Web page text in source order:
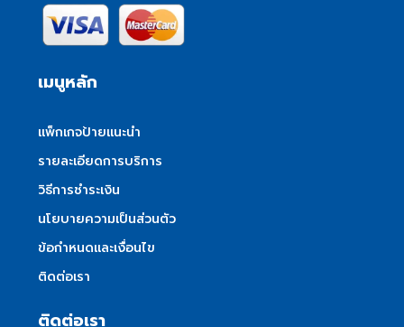
เมนูหลัก
แพ็กเกจป้ายแนะนำ
รายละเอียดการบริการ
วิธีการชำระเงิน
นโยบายความเป็นส่วนตัว
ข้อกำหนดและเงื่อนไข
ติดต่อเรา
ติดต่อเรา